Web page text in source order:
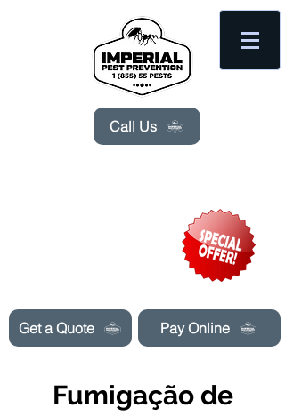
Get a Quote
Call Us
Pay Online
Fumigação de